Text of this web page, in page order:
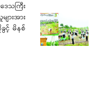
ေသကြီး
ားအား
ခွင့် မိနစ်